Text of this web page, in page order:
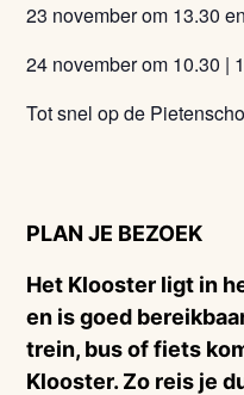
23 november om 13.30
24 november om 10.30 |
Tot snel op de
PLAN JE BEZOEK
Het Klooster ligt in
en is goed
trein, bus of fiets
Klooster. Zo reis je